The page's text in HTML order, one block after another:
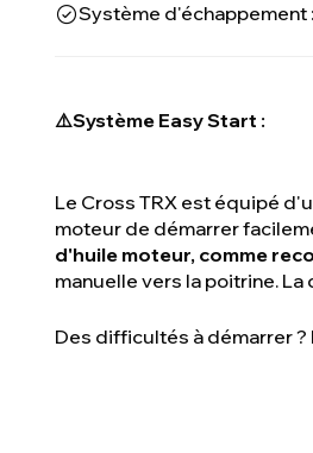
Système d'échappement :
⚠️Système Easy Start :
Le Cross TRX est équipé
moteur de démarrer
d'huile moteur, comme
manuelle vers la poitrine.
Des difficultés à démarrer